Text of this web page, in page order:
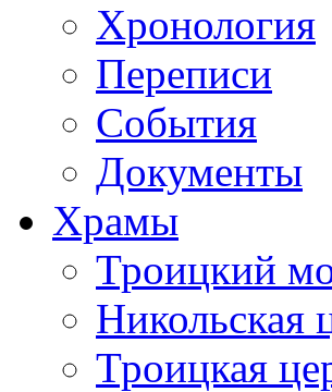
Хронология
Переписи
События
Документы
Храмы
Троицкий
Никольская
Троицкая